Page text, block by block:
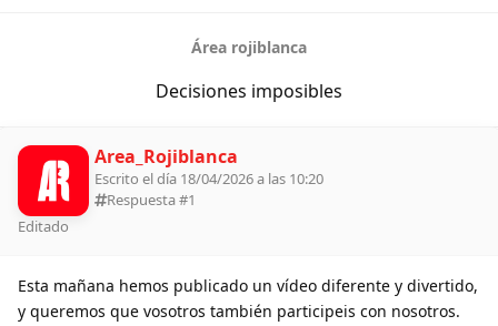
Área rojiblanca
Decisiones imposibles
Area_Rojiblanca
Escrito el día 18/04/2026 a las 10:20
Respuesta #1
Editado
Esta mañana hemos publicado un vídeo diferente y divertido,
y queremos que vosotros también participeis con nosotros.